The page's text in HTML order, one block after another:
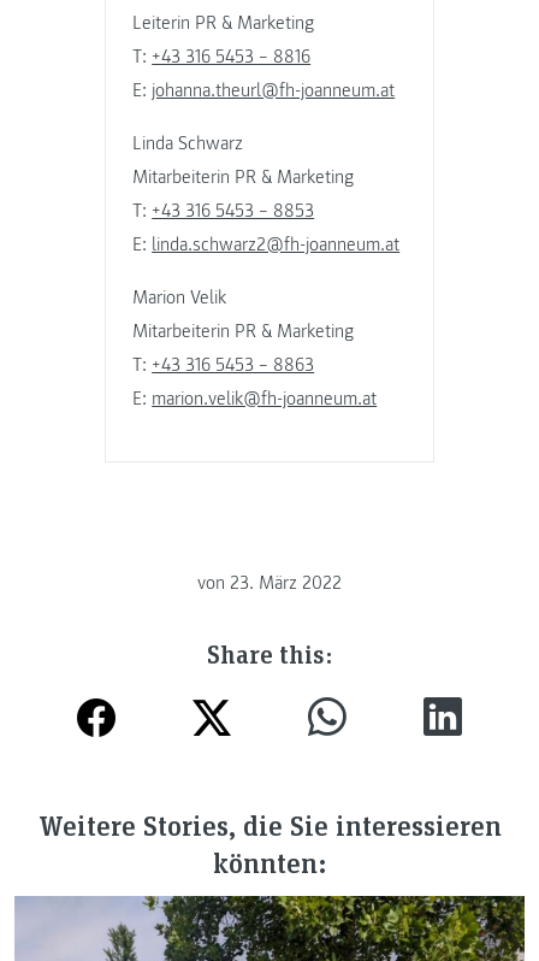
Leiterin PR & Marketing
T: +43 316 5453 – 8816
E: johanna.theurl@fh-joanneum.at
Linda Schwarz
Mitarbeiterin PR & Marketing
T: +43 316 5453 – 8853
E: linda.schwarz2@fh-joanneum.at
Marion Velik
Mitarbeiterin PR & Marketing
T: +43 316 5453 – 8863
E: marion.velik@fh-joanneum.at
von 23. März 2022
Share this:
Weitere Stories, die Sie interessieren
könnten: